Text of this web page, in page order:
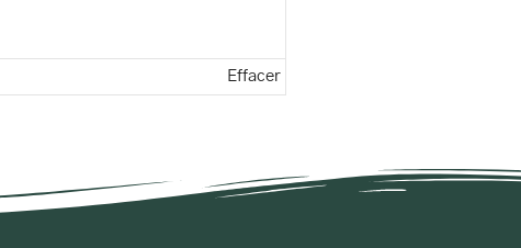
Effacer